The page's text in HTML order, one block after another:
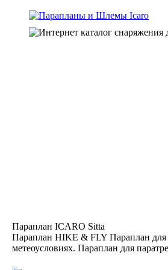
Параплан ICARO Sitta
Параплан HIKE & FLY Параплан для
метеоусловиях. Параплан для